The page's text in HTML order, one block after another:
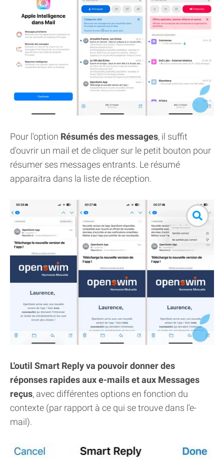
Pour l'option Résumés des messages, il suffit
d'ouvrir un mail et de cliquer sur le petit bouton pour
résumer ses messages entrants. Le résumé
apparaitra dans la liste de réception.
L'outil Smart Reply va pouvoir donner des
réponses rapides aux e-mails et aux Messages
reçus, avec différentes options en fonction du
contexte (par rapport à ce qui se trouve dans l'e-
mail).